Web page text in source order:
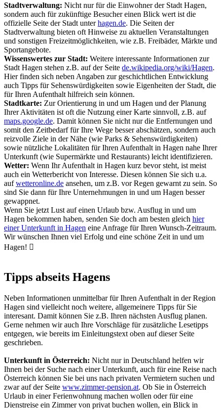
Stadtverwaltung: Nicht nur für die Einwohner der Stadt Hagen,
sondern auch für zukünftige Besucher einen Blick wert ist die
offizielle Seite der Stadt unterhagen.de. Die Seiten der
Stadtverwaltung bieten oft Hinweise zu aktuellen Veranstaltungen
und sonstigen Freizeitmöglichkeiten, wie z.B. Freibäder, Märkte und
Sportangebote.
Wissenswertes zur Stadt: Weitere interessante Informationen zur
Stadt Hagen stehen z.B. auf der Seite de.wikipedia.org/wiki/Hagen.
Hier finden sich neben Angaben zur geschichtlichen Entwicklung
auch Tipps für Sehenswürdigkeiten sowie Eigenheiten der Stadt, die
für Ihren Aufenthalt hilfreich sein können.
Stadtkarte: Zur Orientierung in und um Hagen und der Planung
Ihrer Aktivitäten ist oft die Nutzung einer Karte sinnvoll, z.B. auf
maps.google.de. Damit können Sie nicht nur die Entfernungen und
somit den Zeitbedarf für Ihre Wege besser abschätzen, sondern auch
reizvolle Ziele in der Nähe (wie Parks & Sehenswürdigkeiten)
sowie nützliche Lokalitäten für Ihren Aufenthalt in Hagen nahe Ihrer
Unterkunft (wie Supermärkte und Restaurants) leicht identifizieren.
Wetter: Wenn Ihr Aufenthalt in Hagen kurz bevor steht, ist meist
auch ein Wetterbericht von Interesse. Diesen können Sie sich u.a.
aufwetteronline.de ansehen, um z.B. vor Regen gewarnt zu sein. So
sind Sie dann für Ihre Unternehmungen in und um Hagen besser
gewappnet.
Wenn Sie jetzt Lust auf einen Urlaub bzw. Ausflug in und um
Hagen bekommen haben, senden Sie doch am besten gleich hier
einer Unterkunft in Hagen eine Anfrage für Ihren Wunsch-Zeitraum.
Wir wünschen Ihnen viel Erfolg und eine schöne Zeit in und um
Hagen! 
Tipps abseits Hagens
Neben Informationen unmittelbar für Ihren Aufenthalt in der Region
Hagen sind vielleicht noch weitere, allgemeinere Tipps für Sie
interesant. Damit können Sie z.B. Ihren nächsten Ausflug planen.
Gerne nehmen wir auch Ihre Vorschläge für zusätzliche Lesetipps
entgegen, wie bereits im Einleitungstext oben auf dieser Seite
geschrieben.
Unterkunft in Österreich: Nicht nur in Deutschland helfen wir
Ihnen bei der Suche nach einer Unterkunft, auch für eine Reise nach
Österreich können Sie bei uns nach privaten Vermietern suchen und
zwar auf der Seite www.zimmer-pension.at. Ob Sie in Österreich
Urlaub in einer Ferienwohnung machen wollen oder für eine
Dienstreise ein Zimmer von privat buchen wollen, ein Blick in